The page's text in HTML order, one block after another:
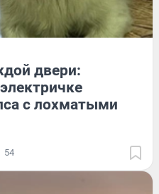
двери:
с лохматыми
54